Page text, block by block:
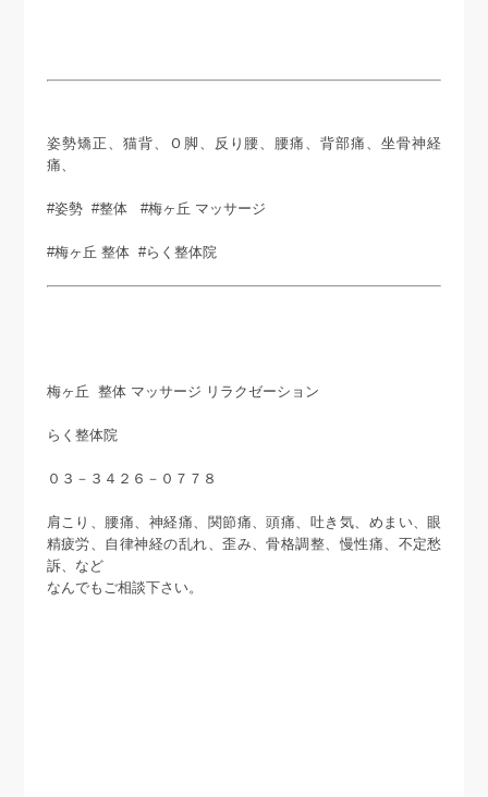
姿勢矯正、猫背、Ｏ脚、反り腰、腰痛、背部痛、坐骨神経
痛、
#姿勢 #整体 #梅ヶ丘 マッサージ
#梅ヶ丘 整体 #らく整体院
梅ヶ丘 整体 マッサージ リラクゼーション
らく整体院
０３－３４２６－０７７８
肩こり、腰痛、神経痛、関節痛、頭痛、吐き気、めまい、眼
精疲労、自律神経の乱れ、歪み、骨格調整、慢性痛、不定愁
訴、など
なんでもご相談下さい。